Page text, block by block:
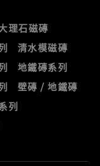
理石磁磚
清水模磁磚
地鐵磚系列
壁磚 / 地鐵磚
列